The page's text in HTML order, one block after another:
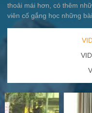
thoải mái hơn, có thêm
viên cố gắng học những